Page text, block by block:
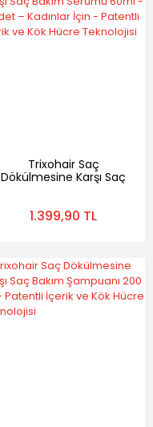
Trixohair Saç
Dökülmesine Karşı Saç
Patentli İçerik ve Kök
1.399,90 TL